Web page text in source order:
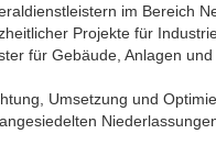
im Bereich
Projekte für
für Gebäude, Anlagen und
Umsetzung und